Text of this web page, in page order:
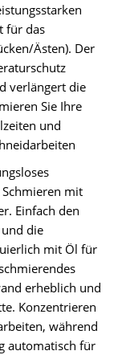
für das
Ästen). Der
verlängert die
Sie Ihre
und
Schmieren mit
Einfach den
die
mit Öl für
erheblich und
Konzentrieren
während
automatisch für